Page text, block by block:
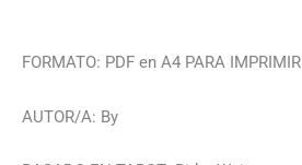
FORMATO: PDF en A4 PARA IMPRIMIR
AUTOR/A: By